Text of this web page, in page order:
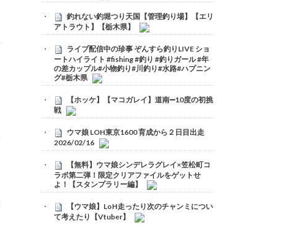
釣れない釣堀つり天国【管理釣り場】【エリ
アトラウト】【栃木県】
ライブ配信中の珍事 ぞんすら釣りLIVE ショ
ートハイライト #fishing #釣り #釣りガール #年
の差カップル#小物釣り#川釣り#水路#ハプニン
グ#栃木県
【ホッケ】【マコガレイ】道南➖10度の初挑
戦
ウマ娘 LOH東京1600 育成から２日目出走
2026/02/16
【無料】ウマ娘シンデレラグレイ×笠松町コ
ラボ第二弾！限定クリアファイルをゲットせ
よ！【スタンプラリー編】
【ウマ娘】LoH走ったり次のチャンミについ
て考えたり【Vtuber】